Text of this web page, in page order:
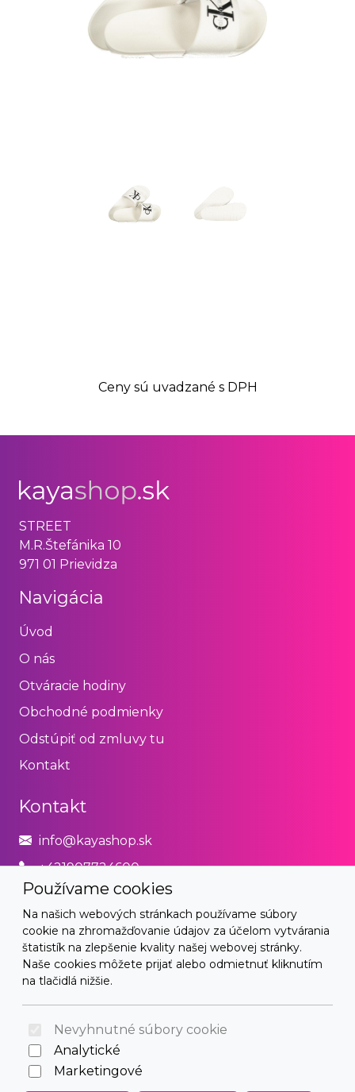
Ceny sú uvadzané s DPH
Používame cookies
Na našich webových stránkach používame súbory
cookie na zhromažďovanie údajov za účelom vytvárania
štatistík na zlepšenie kvality našej webovej stránky.
Naše cookies môžete prijať alebo odmietnuť kliknutím
na tlačidlá nižšie.
Nevyhnutné súbory cookie
Analytické
Marketingové
STREET
M.R.Štefánika 10
971 01 Prievidza
Navigácia
Úvod
O nás
Otváracie hodiny
Obchodné podmienky
Odstúpiť od zmluvy tu
Kontakt
Kontakt
info@kayashop.sk
+421907724600
Právne
Obchodné podmienky
Zásady používania cookies
© 2026 Arrabella s.r.o., mayabella s.r.o., Všetky práva
vyhradené.